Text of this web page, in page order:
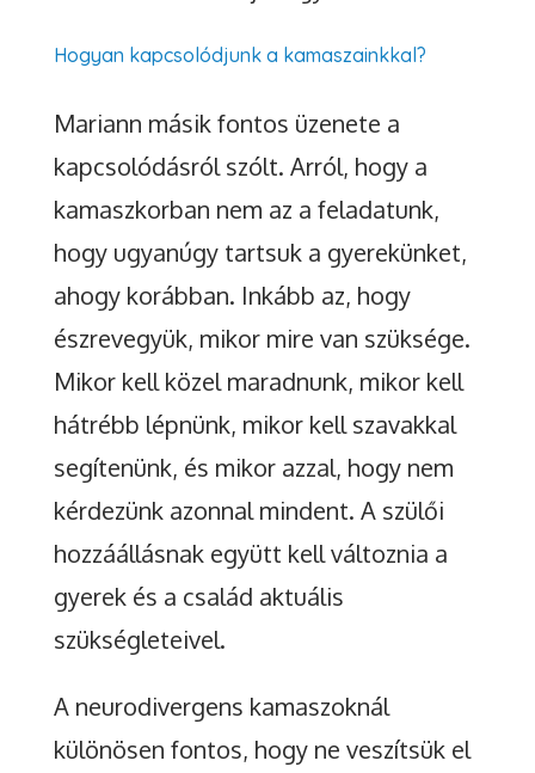
Hogyan kapcsolódjunk a kamaszainkkal?
Mariann másik fontos üzenete a
kapcsolódásról szólt. Arról, hogy a
kamaszkorban nem az a feladatunk,
hogy ugyanúgy tartsuk a gyerekünket,
ahogy korábban. Inkább az, hogy
észrevegyük, mikor mire van szüksége.
Mikor kell közel maradnunk, mikor kell
hátrébb lépnünk, mikor kell szavakkal
segítenünk, és mikor azzal, hogy nem
kérdezünk azonnal mindent. A szülői
hozzáállásnak együtt kell változnia a
gyerek és a család aktuális
szükségleteivel.
A neurodivergens kamaszoknál
különösen fontos, hogy ne veszítsük el